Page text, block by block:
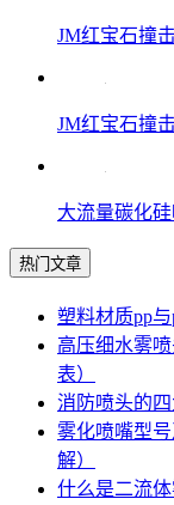
JM红宝石撞
JM红宝石撞
大流量碳化
热门文章
塑料材质pp
高压细水雾
表）
消防喷头的
雾化喷嘴型
解）
什么是二流